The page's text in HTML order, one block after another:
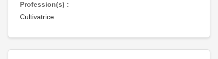
Profession(s) :
Cultivatrice